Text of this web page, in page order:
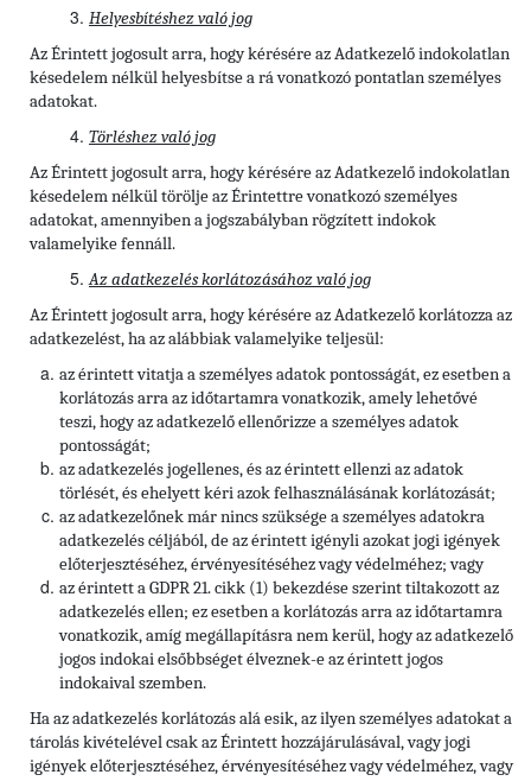
Helyesbítéshez való jog
Az Érintett jogosult arra, hogy kérésére az Adatkezelő indokolatlan
késedelem nélkül helyesbítse a rá vonatkozó pontatlan személyes
adatokat.
Törléshez való jog
Az Érintettjogosult arra, hogy kérésére az Adatkezelő indokolatlan
késedelem nélkül törölje az Érintettre vonatkozó személyes
adatokat, amennyiben a jogszabályban rögzített indokok
valamelyike fennáll.
Az adatkezelés korlátozásához való jog
Az Érintett jogosult arra, hogy kérésére az Adatkezelő korlátozza az
adatkezelést, ha az alábbiak valamelyike teljesül:
az érintett vitatja a személyes adatok pontosságát, ez esetben a
korlátozás arra az időtartamra vonatkozik, amely lehetővé
teszi, hogy az adatkezelő ellenőrizze a személyes adatok
pontosságát;
az adatkezelés jogellenes, és az érintett ellenzi az adatok
törlését, és ehelyett kéri azok felhasználásának korlátozását;
az adatkezelőnek már nincs szüksége a személyes adatokra
adatkezelés céljából, de az érintett igényli azokat jogi igények
előterjesztéséhez, érvényesítéséhez vagy védelméhez; vagy
az érintett a GDPR 21. cikk (1) bekezdése szerint tiltakozott az
adatkezelés ellen; ez esetben a korlátozás arra az időtartamra
vonatkozik, amíg megállapításra nem kerül, hogy az adatkezelő
jogos indokai elsőbbséget élveznek-e az érintett jogos
indokaival szemben.
Ha az adatkezelés korlátozás alá esik, az ilyen személyes adatokat a
tárolás kivételével csak az Érintett hozzájárulásával, vagy jogi
igények előterjesztéséhez, érvényesítéséhez vagy védelméhez, vagy